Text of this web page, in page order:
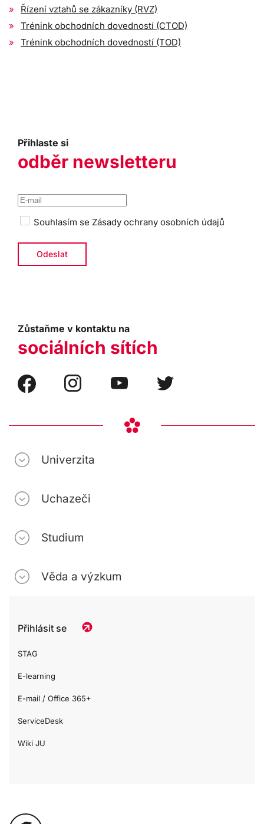
Řízení vztahů se zákazníky (RVZ)
Trénink obchodních dovedností (CTOD)
Trénink obchodních dovedností (TOD)
Přihlaste si
odběr newsletteru
Souhlasím se Zásady ochrany osobních údajů
Zůstaňme v kontaktu na
sociálních sítích
Univerzita
Uchazeči
Studium
Věda a výzkum
Přihlásit se
STAG
E-learning
E-mail / Office 365+
ServiceDesk
Wiki JU